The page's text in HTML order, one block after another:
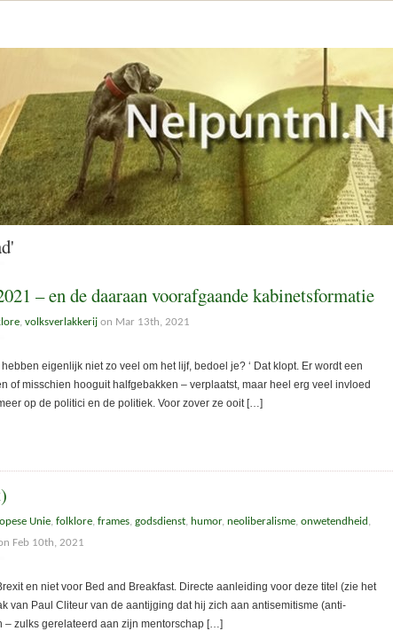
– en de daaraan voorafgaande kabinetsformatie
volksverlakkerij on Mar 13th, 2021
eigenlijk niet zo veel om het lijf, bedoel je? ‘ Dat klopt. Er wordt een
of misschien hooguit halfgebakken – verplaatst, maar heel erg veel invloed
op de politici en de politiek. Voor zover ze ooit […]
Unie folklore frames godsdienst humor, neoliberalisme onwetendheid
Feb 10th, 2021
en niet voor Bed and Breakfast. Directe aanleiding voor deze titel (zie het
van Paul Cliteur van de aantijging dat hij zich aan antisemitisme (anti-
– zulks gerelateerd aan zijn mentorschap […]